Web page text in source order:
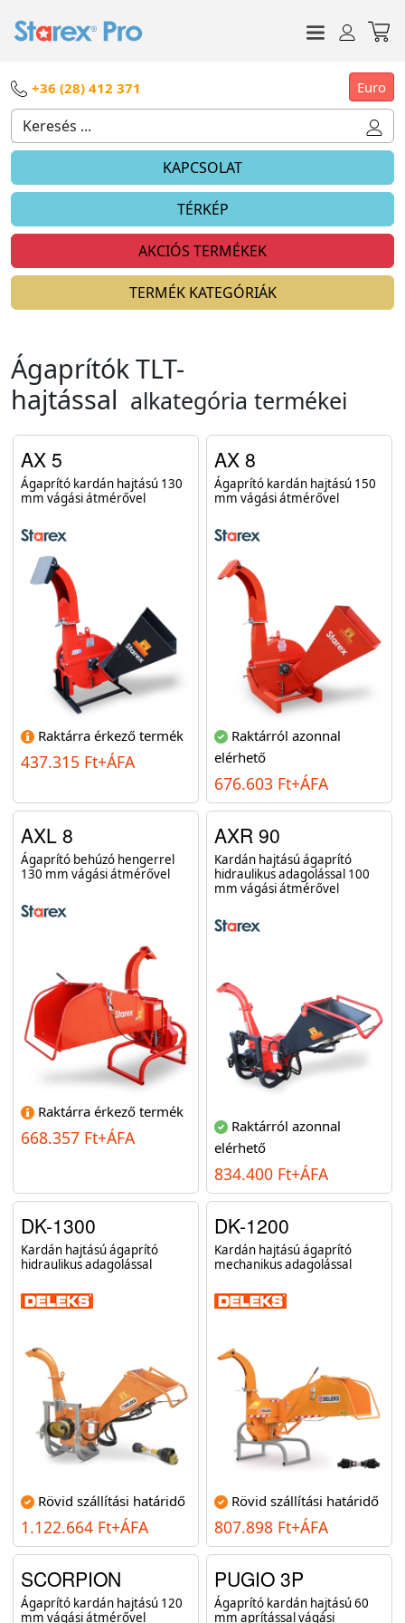
+36 (28) 412 371 Euro
KAPCSOLAT
TÉRKÉP
AKCIÓS TERMÉKEK
TERMÉK KATEGÓRIÁK
Ágaprítók TLT-
hajtással alkategória termékei
AX 5
Ágaprító kardán hajtású 130
mm vágási átmérővel
Raktárra érkező termék
437.315 Ft+ÁFA
AX 8
Ágaprító kardán hajtású 150
mm vágási átmérővel
Raktárról azonnal
elérhető
676.603 Ft+ÁFA
AXL 8
Ágaprító behúzó hengerrel
130 mm vágási átmérővel
Raktárra érkező termék
668.357 Ft+ÁFA
AXR 90
Kardán hajtású ágaprító
hidraulikus adagolással 100
mm vágási átmérővel
Raktárról azonnal
elérhető
834.400 Ft+ÁFA
DK-1300
Kardán hajtású ágaprító
hidraulikus adagolással
Rövid szállítási határidő
1.122.664 Ft+ÁFA
DK-1200
Kardán hajtású ágaprító
mechanikus adagolással
Rövid szállítási határidő
807.898 Ft+ÁFA
SCORPION
Ágaprító kardán hajtású 120
mm vágási átmérővel
PUGIO 3P
Ágaprító kardán hajtású 60
mm aprítással vágási